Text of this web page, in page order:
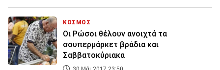
ΚΟΣΜΟΣ
Οι Ρώσοι θέλουν ανοιχτά τα
σουπερμάρκετ βράδια και
Σαββατοκύριακα